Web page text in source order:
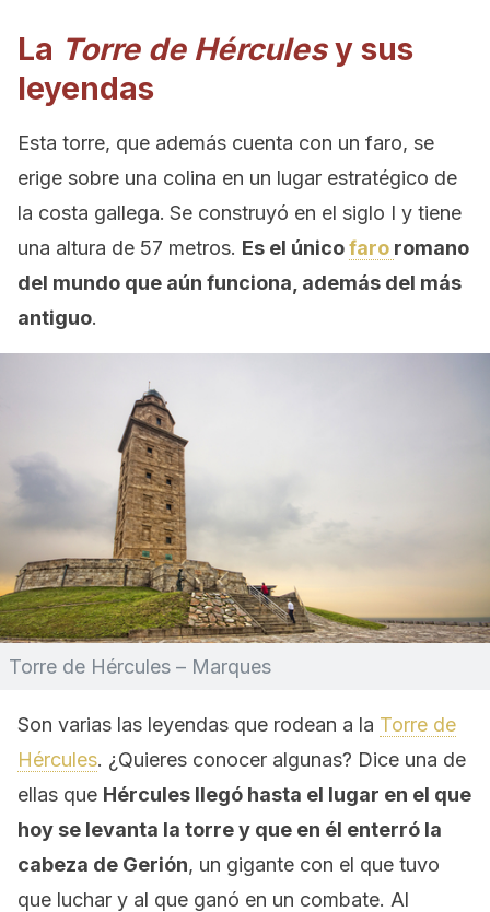
La Torre de Hérculesy sus
leyendas
Esta torre, que además cuenta con un faro, se
erige sobre una colina en un lugar estratégico de
la costa gallega. Se construyó en el siglo I y tiene
una altura de 57 metros. Es el únicofaro romano
del mundo que aún funciona, además del más
antiguo.
Torre de Hércules – Marques
Son varias las leyendas que rodean a la Torre de
Hércules. ¿Quieres conocer algunas? Dice una de
ellas que Hércules llegó hasta el lugar en el que
hoy se levanta la torre y que en él enterró la
cabeza de Gerión, un gigante con el que tuvo
que luchar y al que ganó en un combate. Al